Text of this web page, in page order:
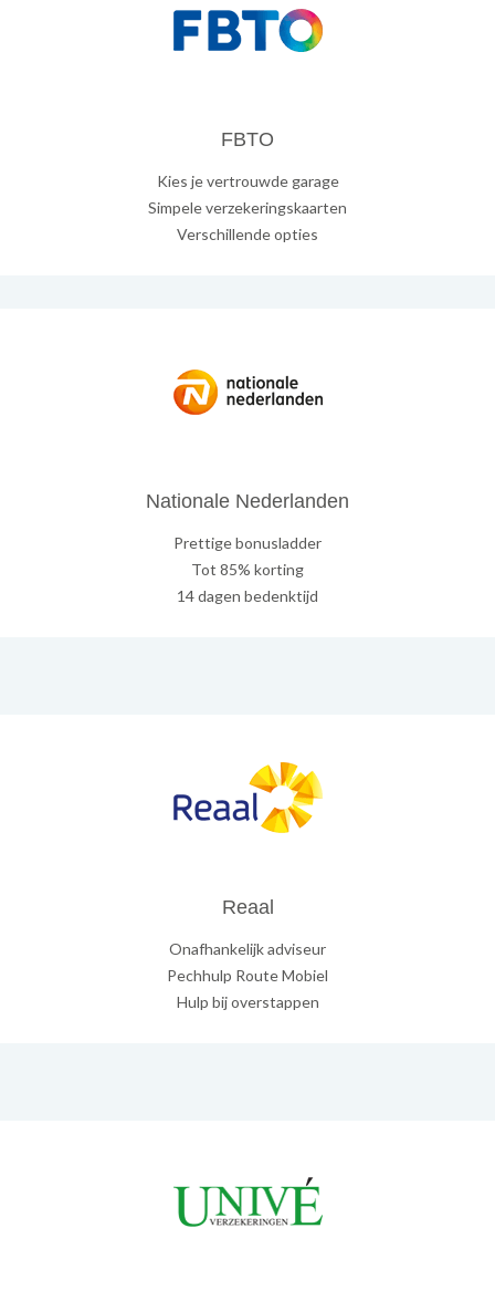
FBTO
Kies je vertrouwde garage
Simpele verzekeringskaarten
Verschillende opties
Nationale Nederlanden
Prettige bonusladder
Tot 85% korting
14 dagen bedenktijd
Reaal
Onafhankelijk adviseur
Pechhulp Route Mobiel
Hulp bij overstappen